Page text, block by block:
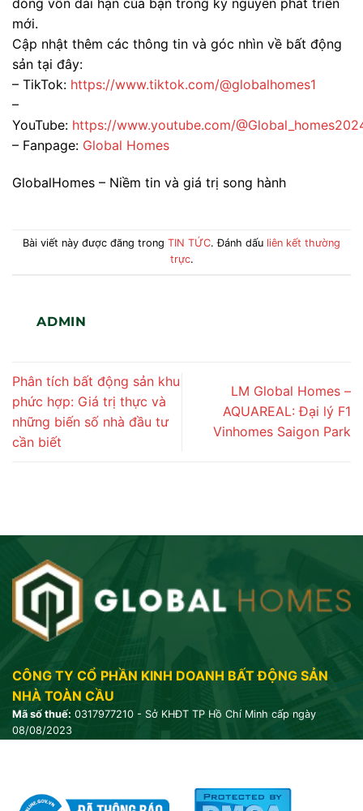
dòng vốn dài hạn của bạn trong kỷ nguyên phát triển
mới.
Cập nhật thêm các thông tin và góc nhìn về bất động
sản tại đây:
– TikTok: https://www.tiktok.com/@globalhomes1
–
YouTube: https://www.youtube.com/
– Fanpage: Global Homes
GlobalHomes – Niềm tin và giá trị song hành
Bài viết này được đăng trong TIN TỨC. Đánh dấu liên kết thường
trực.
ADMIN
Phân tích bất động sản khu
phức hợp: Giá trị thực và
những biến số nhà đầu tư
cần biết
LM Global Homes –
AQUAREAL: Đại lý F1
Vinhomes Saigon Park
CÔNG TY CỔ PHẦN KINH DOANH BẤT ĐỘNG SẢN
NHÀ TOÀN CẦU
Mã số thuế: 0317977210 - Sở KHĐT TP Hồ Chí Minh cấp ngày
08/08/2023